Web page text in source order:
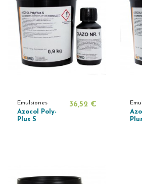
Emulsiones
Azocol Poly-
Plus S
36,52 €